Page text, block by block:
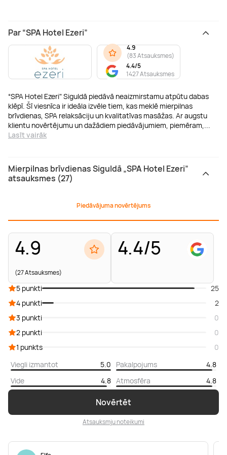
Par “SPA Hotel Ezeri”
“SPA Hotel Ezeri" Siguldā piedāvā neaizmirstamu atpūtu dabas
klēpī. Šī viesnīca ir ideāla izvēle tiem, kas meklē mierpilnas
brīvdienas, SPA relaksāciju un kvalitatīvas masāžas. Ar augstu
klientu novērtējumu un dažādiem piedāvājumiem, piemēram,
Lasīt vairāk
4.9
(83 Atsauksmes)
4.4/5
1427 Atsauksmes
Mierpilnas brīvdienas Siguldā „SPA Hotel Ezeri”
atsauksmes (27)
Piedāvājuma novērtējums
4.9
(27 Atsauksmes)
4.4/5
Novērtēt
Atsauksmju noteikumi
5 punkti
25
4 punkti
2
3 punkti
0
2 punkti
0
1 punkts
0
Viegli izmantot
5.0 Pakalpojums
4.8
Vide
4.8 Atmosfēra 4.8